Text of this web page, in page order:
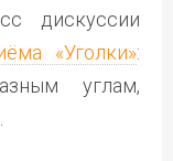
дискуссии
«Уголки»:
углам,